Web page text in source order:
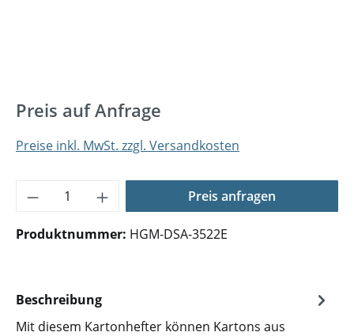
Preis auf Anfrage
Preise inkl. MwSt. zzgl. Versandkosten
Produkt Anzahl: Gib den gewünschten
Preis anfragen
Produktnummer: HGM-DSA-3522E
Beschreibung
Mit diesem Kartonhefter können Kartons aus